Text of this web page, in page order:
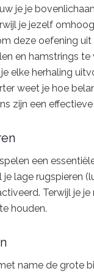
je je
je jezelf
deze oefening uit
en hamstrings
elke herhaling
weet je hoe
zijn een
een
lage rugspieren
Terwijl je
houden.
name de grote